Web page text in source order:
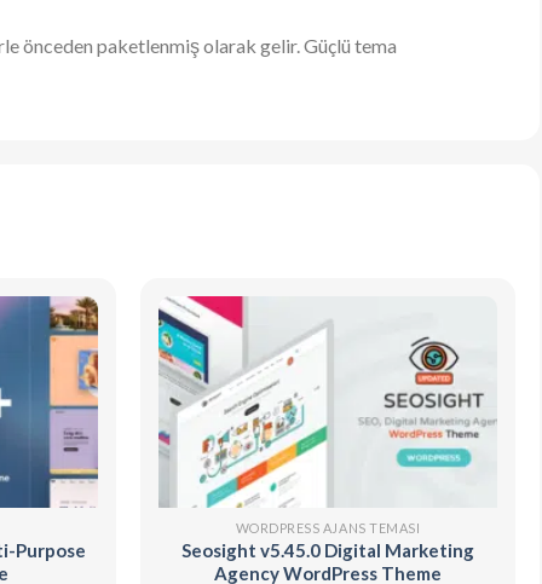
önceden paketlenmiş olarak gelir. Güçlü tema
Purpose
WORDPRESS AJANS TEMASI
Seosight v5.45.0 Digital Marketing
Agency WordPress Theme